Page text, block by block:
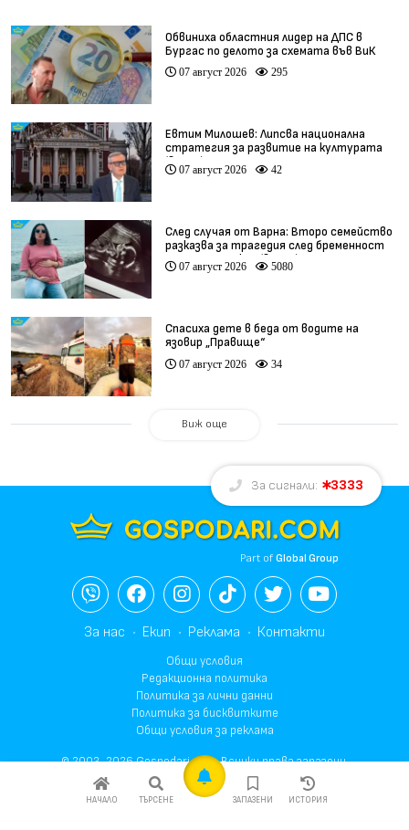
Обвиниха областния лидер на ДПС в
Бургас по делото за схемата във ВиК
07 август 2026 295
Евтим Милошев: Липсва национална
стратегия за развитие на културата
(видео)
07 август 2026 42
След случая от Варна: Второ семейство
разказва за трагедия след бременност
при същия лекар (видео)
07 август 2026 5080
Спасиха дете в беда от водите на
язовир „Правище“
07 август 2026 34
Виж още
НАЧАЛО ТЪРСЕНЕ ЗАПАЗЕНИ ИСТОРИЯ
За сигнали: 3333
Part ofGlobal Group
За нас Екип Реклама Контакти
Общи условия
Редакционна политика
Политика за лични данни
Политика за бисквитките
Общи условия за реклама
© 2003-2026 Gospodari.com, Всички права запазени.